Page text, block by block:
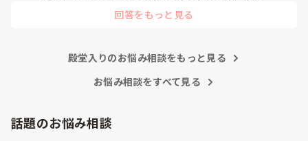
ることがどんどん増えていったと思っています。
朝の情報収集にも時間がかかり、結果、患者のことがわから
の意味があるのか疑問です。
やったことないの！？もう10ヶ月なんだから、未経験なこと
と意見交換を行うべきと思いますよ🎵それに人手が足りないの
の向き合い方になると思いますよ🎵僕は昔の人間なので、昔は
いと思います。昔は患者様、スタッフ全員に目を配れる人が沢
るなら実施してみてはどうでしょうか⁉️そういう事と思います
回答をもっと見る
殿堂入りのお悩み相談をもっと見る
お悩み相談をすべて見る
話題のお悩み相談